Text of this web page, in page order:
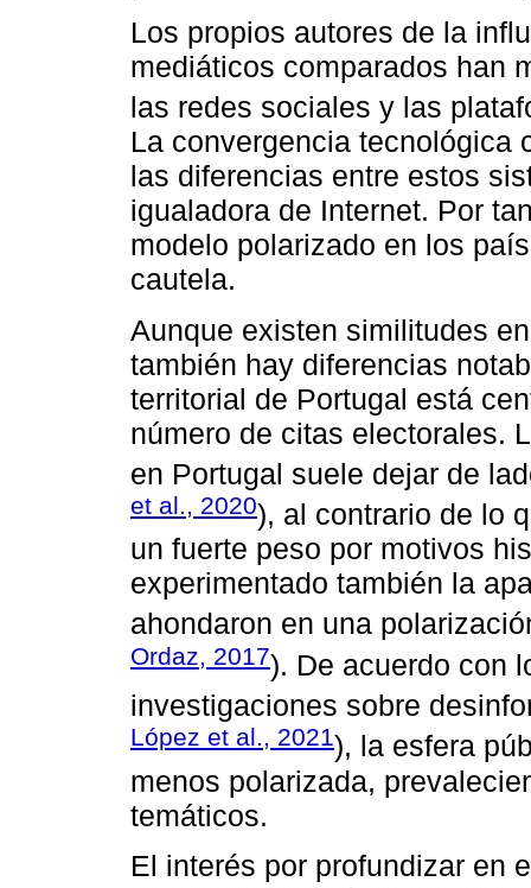
Los propios autores de la
mediáticos comparados han
las redes sociales y las
La convergencia tecnológica
las diferencias entre estos
igualadora de Internet. Por
modelo polarizado en los
cautela.
Aunque existen similitudes
también hay diferencias
territorial de Portugal está
número de citas electorales.
en Portugal suele dejar de
et al., 2020), al contrario de lo
un fuerte peso por motivos
experimentado también la
ahondaron en una
Ordaz, 2017). De acuerdo con
investigaciones sobre
López et al., 2021), la esfera
menos polarizada,
temáticos.
El interés por profundizar en